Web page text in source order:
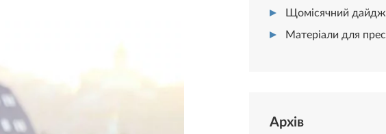
Щомісячний
Матеріали для
Архів